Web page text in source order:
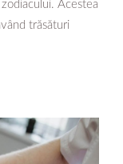
Acestea
trăsături